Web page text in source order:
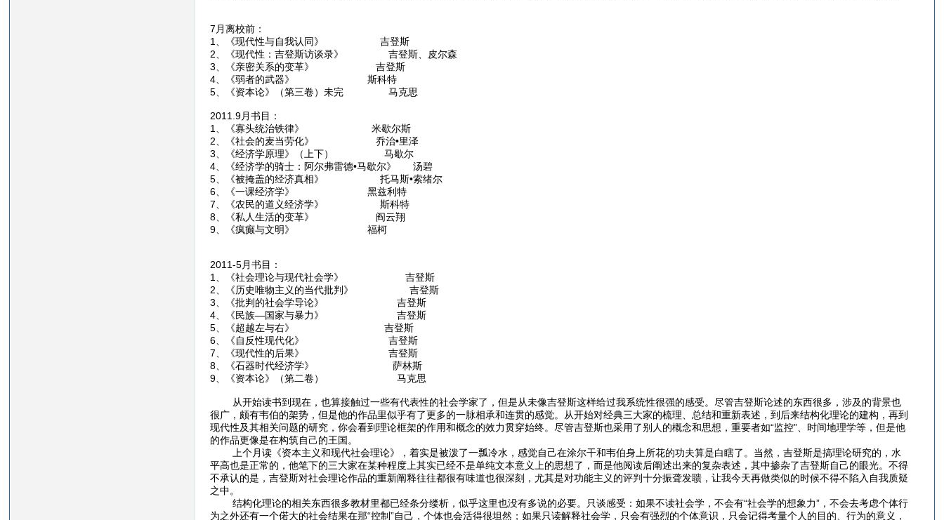
7月离校前：
1、《现代性与自我认同》 吉登斯
2、《现代性：吉登斯访谈录》 吉登斯、皮尔森
3、《亲密关系的变革》 吉登斯
4、《弱者的武器》 斯科特
5、《资本论》（第三卷）未完 马克思
2011.9月书目：
1、《寡头统治铁律》 米歇尔斯
2、《社会的麦当劳化》 乔治•里泽
3、《经济学原理》（上下） 马歇尔
4、《经济学的骑士：阿尔弗雷德•马歇尔》 汤碧
5、《被掩盖的经济真相》 托马斯•索绪尔
6、《一课经济学》 黑兹利特
7、《农民的道义经济学》 斯科特
8、《私人生活的变革》 阎云翔
9、《疯癫与文明》 福柯
2011-5月书目：
1、《社会理论与现代社会学》 吉登斯
2、《历史唯物主义的当代批判》 吉登斯
3、《批判的社会学导论》 吉登斯
4、《民族—国家与暴力》 吉登斯
5、《超越左与右》 吉登斯
6、《自反性现代化》 吉登斯
7、《现代性的后果》 吉登斯
8、《石器时代经济学》 萨林斯
9、《资本论》（第二卷） 马克思
从开始读书到现在，也算接触过一些有代表性的社会学家了，但是从未像吉登斯这样给过我系统性很强的感受。尽管吉登斯论述的东西很多，涉及的背景也
很广，颇有韦伯的架势，但是他的作品里似乎有了更多的一脉相承和连贯的感觉。从开始对经典三大家的梳理、总结和重新表述，到后来结构化理论的建构，再到
现代性及其相关问题的研究，你会看到理论框架的作用和概念的效力贯穿始终。尽管吉登斯也采用了别人的概念和思想，重要者如“监控”、时间地理学等，但是他
的作品更像是在构筑自己的王国。
上个月读《资本主义和现代社会理论》，着实是被泼了一瓢冷水，感觉自己在涂尔干和韦伯身上所花的功夫算是白瞎了。当然，吉登斯是搞理论研究的，水
平高也是正常的，他笔下的三大家在某种程度上其实已经不是单纯文本意义上的思想了，而是他阅读后阐述出来的复杂表述，其中掺杂了吉登斯自己的眼光。不得
不承认的是，吉登斯对社会理论作品的重新阐释往往都很有味道也很深刻，尤其是对功能主义的评判十分振聋发聩，让我今天再做类似的时候不得不陷入自我质疑
之中。
结构化理论的相关东西很多教材里都已经条分缕析，似乎这里也没有多说的必要。只谈感受：如果不读社会学，不会有“社会学的想象力”，不会去考虑个体行
为之外还有一个偌大的社会结果在那“控制”自己，个体也会活得很坦然；如果只读解释社会学，只会有强烈的个体意识，只会记得考量个人的目的、行为的意义，